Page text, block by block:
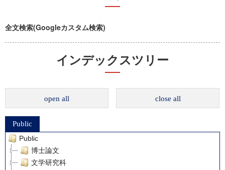
全文検索(Googleカスタム検索)
インデックスツリー
open all close all
Public
Public
博士論文
文学研究科